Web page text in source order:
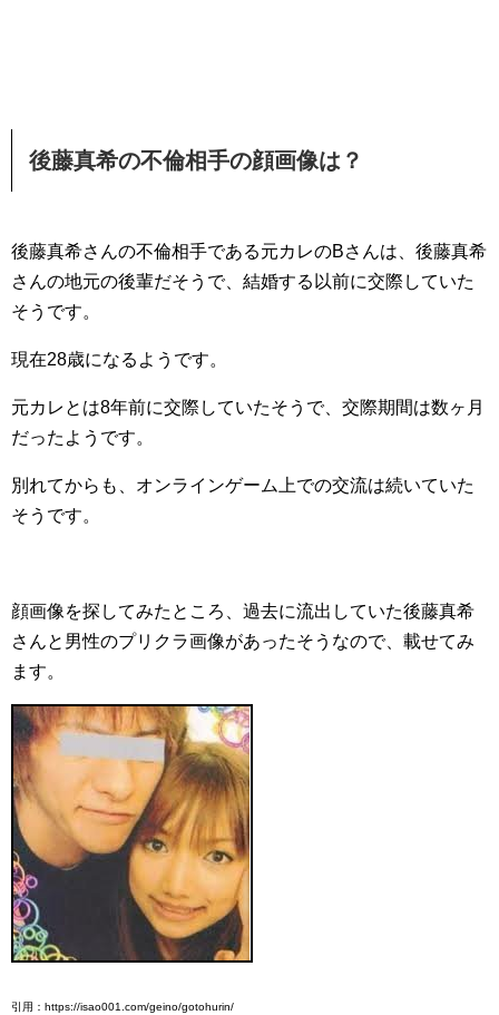
後藤真希の不倫相手の顔画像は？
後藤真希さんの不倫相手である元カレのBさんは、後藤真希
さんの地元の後輩だそうで、結婚する以前に交際していた
そうです。
現在28歳になるようです。
元カレとは8年前に交際していたそうで、交際期間は数ヶ月
だったようです。
別れてからも、オンラインゲーム上での交流は続いていた
そうです。
顔画像を探してみたところ、過去に流出していた後藤真希
さんと男性のプリクラ画像があったそうなので、載せてみ
ます。
引用：https://isao001.com/geino/gotohurin/